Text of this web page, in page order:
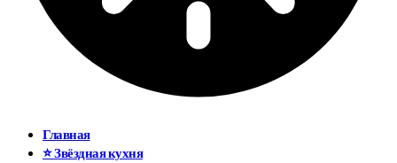
Главная
⭐ Звёздная кухня